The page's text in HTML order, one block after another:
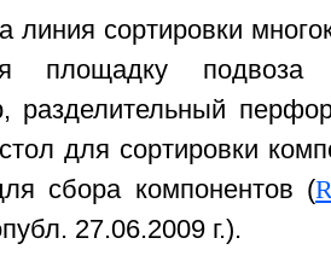
линия сортировки
площадку
разделительный
для сортировки
сбора компонентов (
27.06.2009 г.).